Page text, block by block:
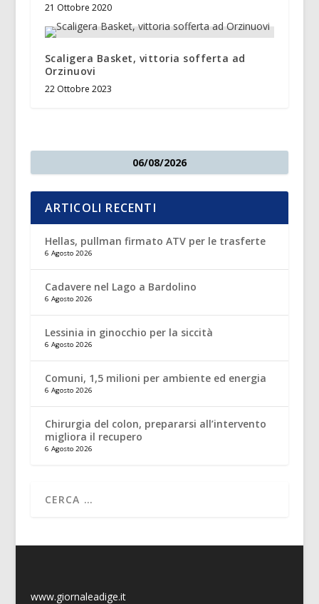
21 Ottobre 2020
Scaligera Basket, vittoria sofferta ad
Orzinuovi
22 Ottobre 2023
06/08/2026
ARTICOLI RECENTI
Hellas, pullman firmato ATV per le trasferte
6 Agosto 2026
Cadavere nel Lago a Bardolino
6 Agosto 2026
Lessinia in ginocchio per la siccità
6 Agosto 2026
Comuni, 1,5 milioni per ambiente ed energia
6 Agosto 2026
Chirurgia del colon, prepararsi all’intervento
migliora il recupero
6 Agosto 2026
www.giornaleadige.it